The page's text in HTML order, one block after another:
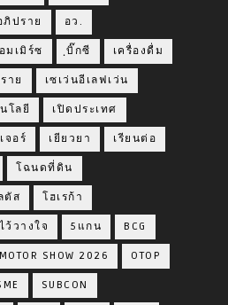
ภิปราย อว.
มเมิร์ซ ฺบิ๊กซี เครื่องดื่ม
าย เซเว่นอีเลฟเว่น
โลยี เปิดประเทศ
จอร์ เยียวยา เรียนต่อ
โฉนดที่ดิน
ตัส โฮเรก้า
ว้วางใจ 5แกน BCG
MOTOR SHOW 2026 OTOP
SUBCON